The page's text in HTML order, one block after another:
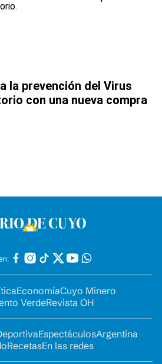
la prevención del Virus
con una nueva compra
EconomíaCuyo Minero
VerdeRevista OH
EspectáculosArgentina
RecetasEn las redes